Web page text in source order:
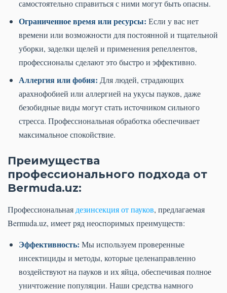
самостоятельно справиться с ними могут быть опасны.
Ограниченное время или ресурсы: Если у вас нет
времени или возможности для постоянной и тщательной
уборки, заделки щелей и применения репеллентов,
профессионалы сделают это быстро и эффективно.
Аллергия или фобия: Для людей, страдающих
арахнофобией или аллергией на укусы пауков, даже
безобидные виды могут стать источником сильного
стресса. Профессиональная обработка обеспечивает
максимальное спокойствие.
Преимущества
профессионального подхода от
Bermuda.uz:
Профессиональнаядезинсекция от пауков, предлагаемая
Bermuda.uz, имеет ряд неоспоримых преимуществ:
Эффективность: Мы используем проверенные
инсектициды и методы, которые целенаправленно
воздействуют на пауков и их яйца, обеспечивая полное
уничтожение популяции. Наши средства намного